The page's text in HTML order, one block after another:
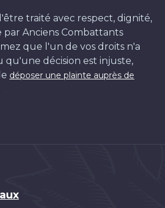
traité avec respect, dignité,
Anciens Combattants
que l'un de vos droits n'a
qu'une décision est injuste,
déposer une plainte auprès de